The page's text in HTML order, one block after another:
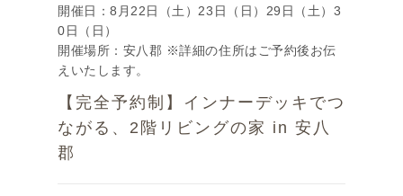
開催日：8月22日（土）23日（日）29日（土）3
0日（日）
開催場所：安八郡 ※詳細の住所はご予約後お伝
えいたします。
【完全予約制】インナーデッキでつ
ながる、2階リビングの家 in 安八
郡